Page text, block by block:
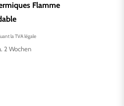
Flamme
2 Wochen